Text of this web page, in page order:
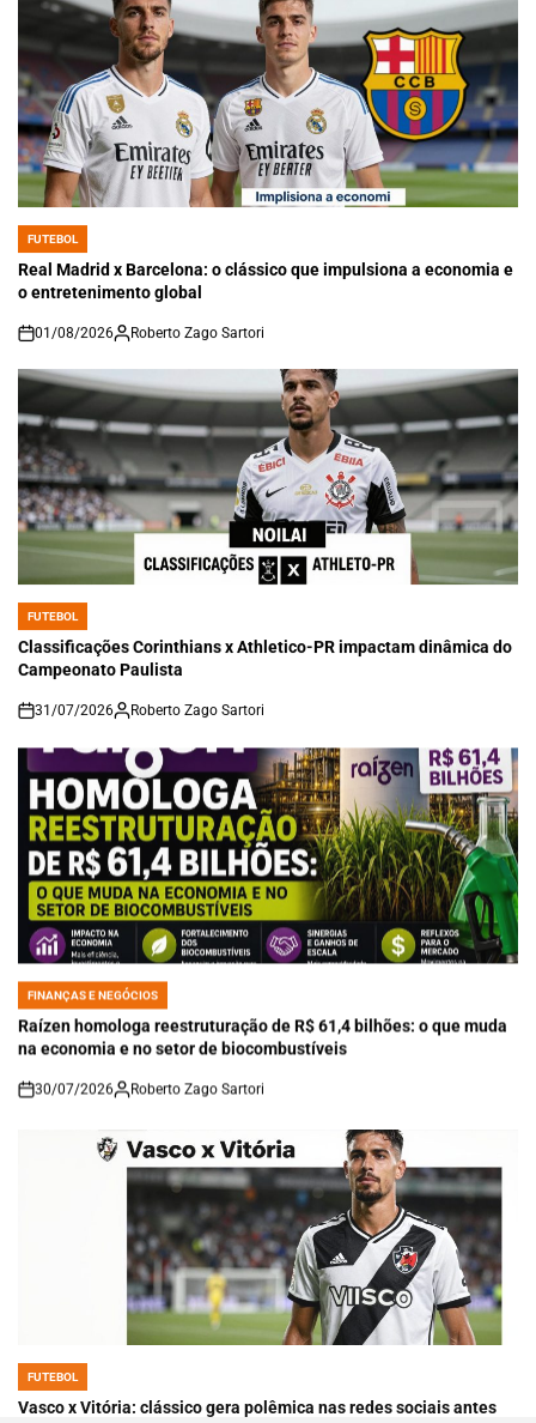
POSTED
IN
FUTEBOL
Real Madrid x Barcelona: o clássico que impulsiona a economia e
o entretenimento global
on
01/08/2026 Roberto Zago Sartori
POSTED
IN
FUTEBOL
Classificações Corinthians x Athletico-PR impactam dinâmica do
Campeonato Paulista
on
31/07/2026 Roberto Zago Sartori
POSTED
FINANÇAS E NEGÓCIOS
Raízen homologa reestruturação de R$ 61,4 bilhões: o que muda
na economia e no setor de biocombustíveis
on
30/07/2026 Roberto Zago Sartori
POSTED
IN
FUTEBOL
Vasco x Vitória: clássico gera polêmica nas redes sociais antes